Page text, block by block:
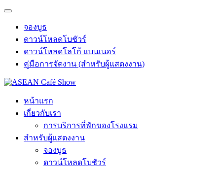
จองบูธ
ดาวน์โหลดโบชัวร์
ดาวน์โหลดโลโก้ แบนเนอร์
คู่มือการจัดงาน (สำหรับผู้แสดงงาน)
หน้าแรก
เกี่ยวกับเรา
การบริการที่พักของโรงแรม
สำหรับผู้แสดงงาน
จองบูธ
ดาวน์โหลดโบชัวร์